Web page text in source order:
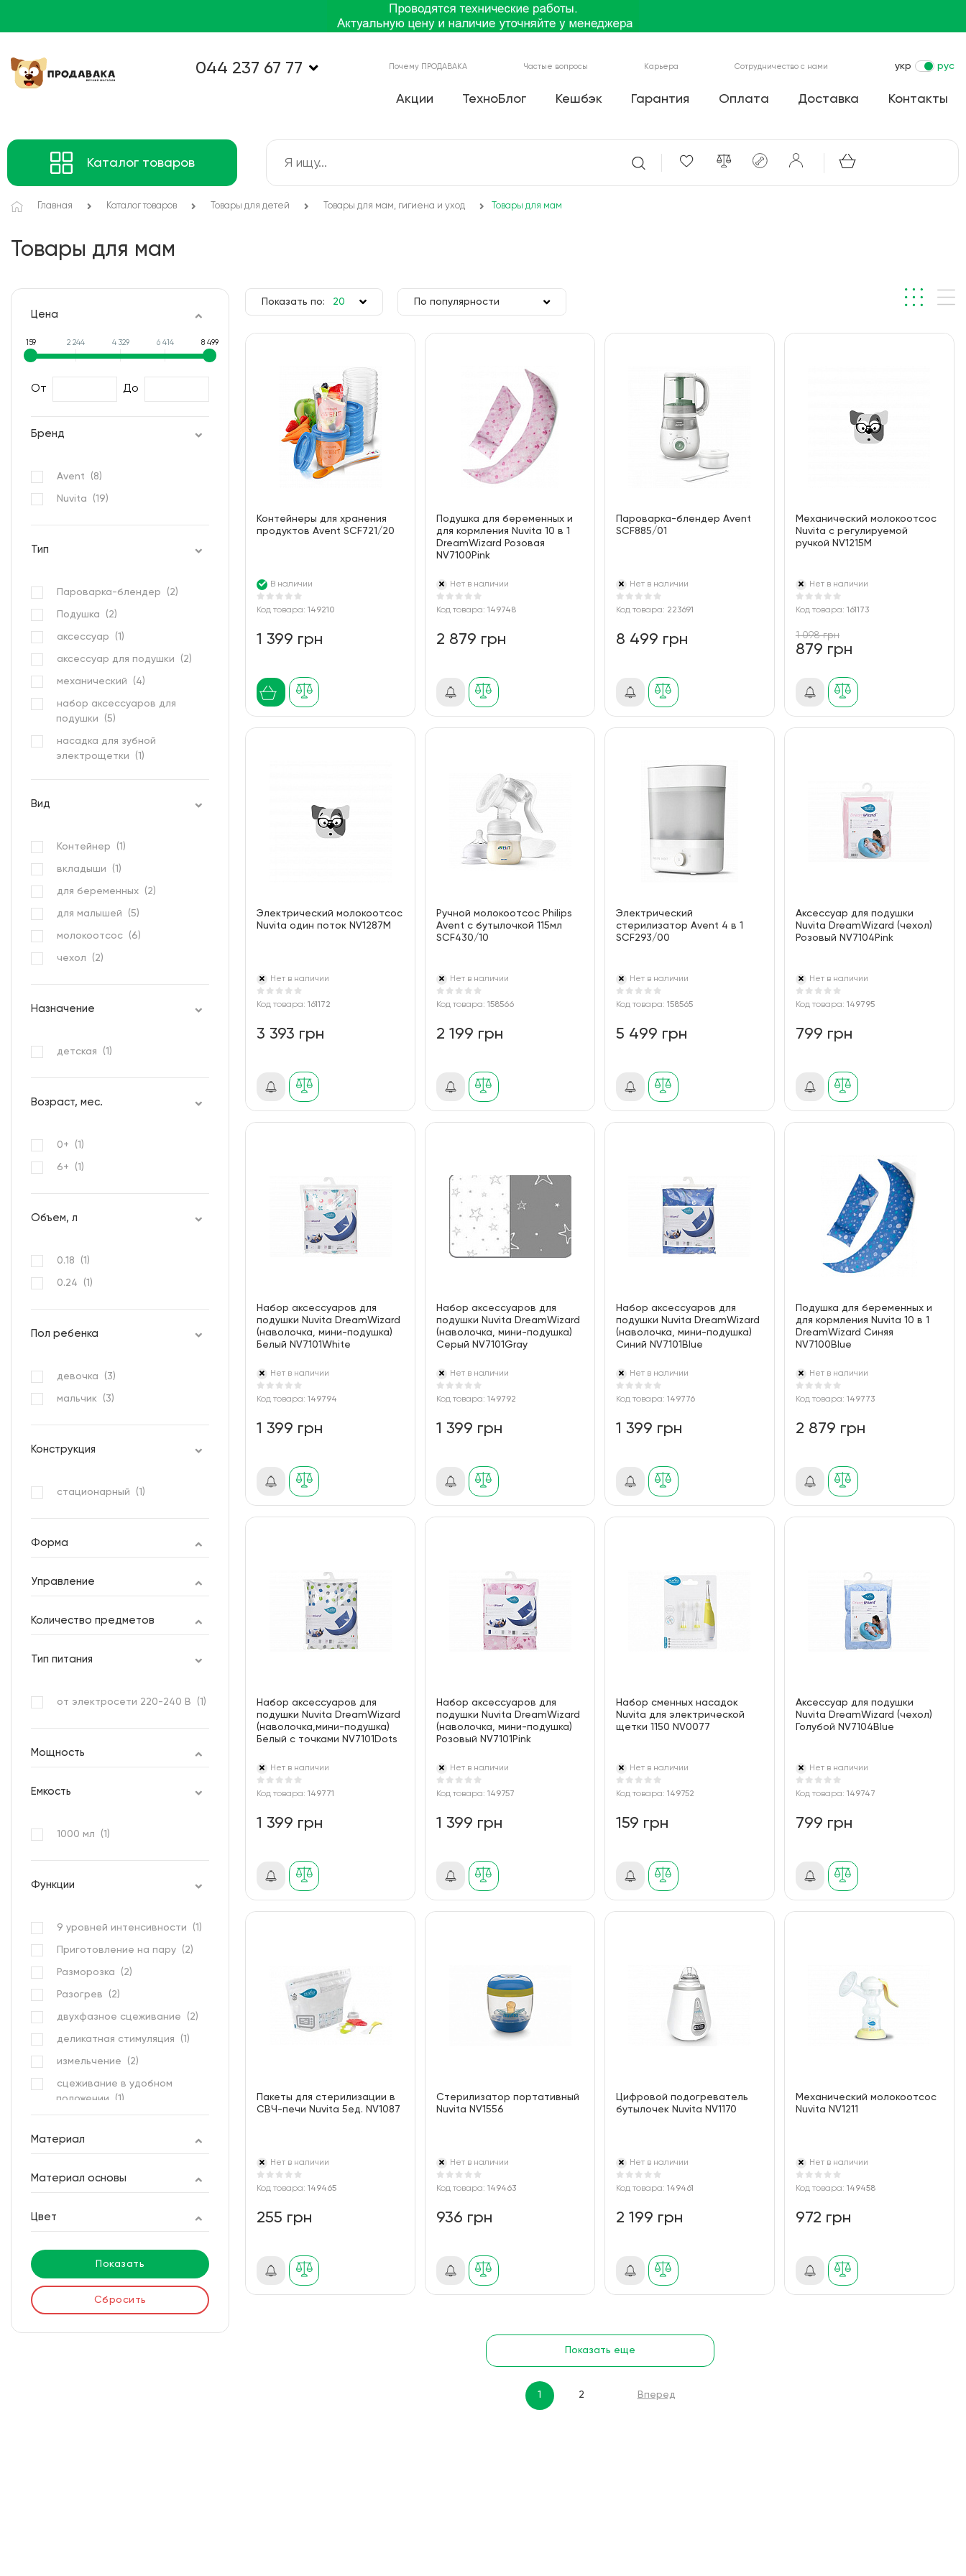
044 237 67 77 Почему ПРОДАВАКА Частые вопросы Карьера Сотрудничество с нами укр рус
Акции ТехноБлог Кешбэк Гарантия Оплата Доставка Контакты
Каталог товаров
Главная Каталог товаров Товары для детей Товары для мам, гигиена и уход Товары для мам
Товары для мам
Цена
159 2 244 4 329 6 414 8 499
От До
Бренд
Avent (8)
Nuvita (19)
Тип
Пароварка-блендер (2)
Подушка (2)
аксессуар (1 )
аксессуар для подушки (2)
механический (4)
набор аксессуаров для
подушки (5)
насадка для зубной
электрощетки (1 )
пакеты для стерилизации (1)
бутылочек ( 1 )
стерилизатор (
электронный (
Вид
Контейнер (1 )
вкладыши (1 )
для беременных (2)
для малышей (5)
молокоотсос (6)
чехол (2)
Назначение
детская (1 )
Возраст, мес.
0+ (1 )
6+ (1 )
Объем, л
0.18 (1 )
0.24 (1 )
Пол ребенка
девочка (3)
мальчик (3)
Конструкция
стационарный (1 )
Форма
Управление
Количество предметов
Тип питания
от электросети 220-240 В (1 )
Мощность
Емкость
1000 мл (1 )
Функции
9 уровней интенсивности (1 )
Приготовление на пару (2)
Разморозка (2)
Разогрев (2)
двухфазное сцеживание (2)
деликатная стимуляция (1 )
измельчение (2)
сцеживание в удобном
положении (1)
функция дренажа для
заедания (1)
Материал
Материал основы
Цвет
Показать
Сбросить
Показать по:
20
100
По популярности
Контейнеры для хранения
продуктов Avent SCF721/20
В наличии
Код товара: 149210
1 399 грн
Подушка для беременных и
для кормления Nuvita 10 в 1
DreamWizard Розовая
NV7100Pink
Нет в наличии
Код товара: 149748
2 879 грн
Пароварка-блендер Avent
SCF885/01
Нет в наличии
Код товара: 223691
8 499 грн
Механический молокоотсос
Nuvita с регулируемой
ручкой NV1215M
Нет в наличии
Код товара: 161173
1 098 грн
879 грн
Электрический молокоотсос
Nuvita один поток NV1287M
Нет в наличии
Код товара: 161172
3 393 грн
Ручной молокоотсос Philips
Avent с бутылочкой 115мл
SCF430/10
Нет в наличии
Код товара: 158566
2 199 грн
Электрический
стерилизатор Avent 4 в 1
SCF293/00
Нет в наличии
Код товара: 158565
5 499 грн
Аксессуар для подушки
Nuvita DreamWizard (чехол)
Розовый NV7104Pink
Нет в наличии
Код товара: 149795
799 грн
Набор аксессуаров для
подушки Nuvita DreamWizard
(наволочка, мини-подушка)
Белый NV7101White
Нет в наличии
Код товара: 149794
1 399 грн
Набор аксессуаров для
подушки Nuvita DreamWizard
(наволочка, мини-подушка)
Серый NV7101Gray
Нет в наличии
Код товара: 149792
1 399 грн
Набор аксессуаров для
подушки Nuvita DreamWizard
(наволочка, мини-подушка)
Синий NV7101Blue
Нет в наличии
Код товара: 149776
1 399 грн
Подушка для беременных и
для кормления Nuvita 10 в 1
DreamWizard Синяя
NV7100Blue
Нет в наличии
Код товара: 149773
2 879 грн
Набор аксессуаров для
подушки Nuvita DreamWizard
(наволочка,мини-подушка)
Белый с точками NV7101Dots
Нет в наличии
Код товара: 149771
1 399 грн
Набор аксессуаров для
подушки Nuvita DreamWizard
(наволочка, мини-подушка)
Розовый NV7101Pink
Нет в наличии
Код товара: 149757
1 399 грн
Набор сменных насадок
Nuvita для электрической
щетки 1150 NV0077
Нет в наличии
Код товара: 149752
159 грн
Аксессуар для подушки
Nuvita DreamWizard (чехол)
Голубой NV7104Blue
Нет в наличии
Код товара: 149747
799 грн
Пакеты для стерилизации в
СВЧ-печи Nuvita 5ед. NV1087
Нет в наличии
Код товара: 149465
255 грн
Стерилизатор портативный
Nuvita NV1556
Нет в наличии
Код товара: 149463
936 грн
Цифровой подогреватель
бутылочек Nuvita NV1170
Нет в наличии
Код товара: 149461
2 199 грн
Механический молокоотсос
Nuvita NV1211
Нет в наличии
Код товара: 149458
972 грн
Показать еще
1 2 Вперед